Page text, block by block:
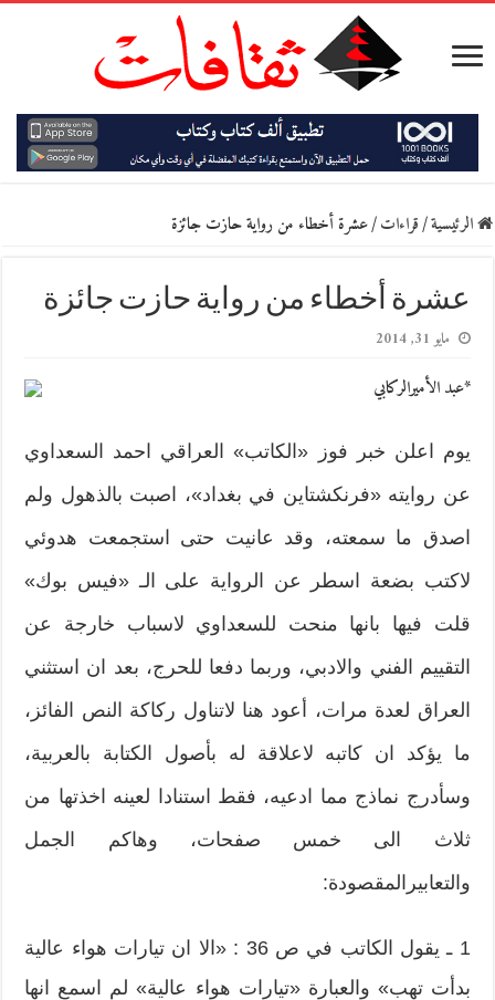
الرئيسية/قراءات/عشرة أخطاء من رواية حازت جائزة
عشرة أخطاء من رواية حازت جائزة
مايو 31, 2014
*عبد الأميرالركابي
يوم اعلن خبر فوز «الكاتب» العراقي احمد السعداوي
عن روايته «فرنكشتاين في بغداد»، اصبت بالذهول ولم
اصدق ما سمعته، وقد عانيت حتى استجمعت هدوئي
لاكتب بضعة اسطر عن الرواية على الـ «فيس بوك»
قلت فيها بانها منحت للسعداوي لاسباب خارجة عن
التقييم الفني والادبي، وربما دفعا للحرج، بعد ان استثني
العراق لعدة مرات، أعود هنا لاتناول ركاكة النص الفائز،
ما يؤكد ان كاتبه لاعلاقة له بأصول الكتابة بالعربية،
وسأدرج نماذج مما ادعيه، فقط استنادا لعينه اخذتها من
ثلاث الى خمس صفحات، وهاكم الجمل
والتعابيرالمقصودة:
1 ـ يقول الكاتب في ص 36 : «الا ان تيارات هواء عالية
بدأت تهب» والعبارة «تيارات هواء عالية» لم اسمع انها